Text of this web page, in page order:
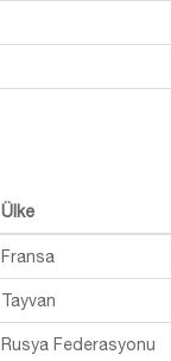
Ülke
Fransa
Tayvan
Rusya Federasyonu